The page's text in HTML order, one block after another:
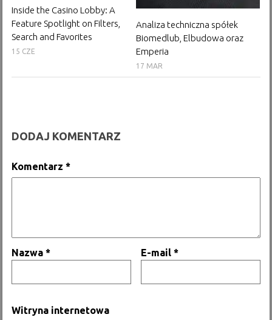
Inside the Casino Lobby: A
Feature Spotlight on Filters,
Search and Favorites
15 CZE
Analiza techniczna spółek
Biomedlub, Elbudowa oraz
Emperia
17 MAR
DODAJ KOMENTARZ
Komentarz*
Nazwa* E-mail*
Witryna internetowa